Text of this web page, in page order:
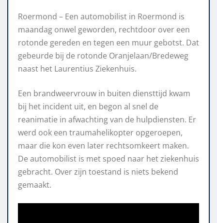
Roermond – Een automobilist in Roermond is
maandag onwel geworden, rechtdoor over een
rotonde gereden en tegen een muur gebotst. Dat
gebeurde bij de rotonde Oranjelaan/Bredeweg
naast het Laurentius Ziekenhuis.
Een brandweervrouw in buiten diensttijd kwam
bij het incident uit, en begon al snel de
reanimatie in afwachting van de hulpdiensten. Er
werd ook een traumahelikopter opgeroepen,
maar die kon even later rechtsomkeert maken.
De automobilist is met spoed naar het ziekenhuis
gebracht. Over zijn toestand is niets bekend
gemaakt.